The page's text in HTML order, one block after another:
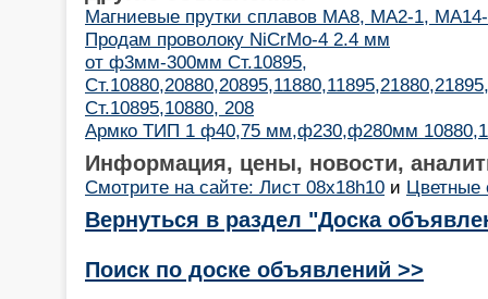
Магниевые прутки сплавов МА8, МА2-1,
Продам проволоку NiCrMo-4 2.4 мм
от ф3мм-300мм Ст.10895,
Ст.10895,10880, 208
Армко ТИП 1 ф40,75 мм,ф230,ф280мм
Информация, цены, новости,
Смотрите на сайте: Лист 08x18h10 и Цветные
Вернуться в раздел "Доска
Поиск по доске объявлений >>